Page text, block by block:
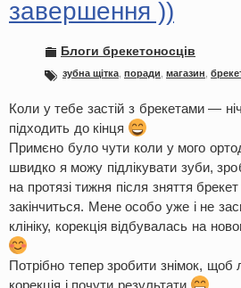
завершення ))
Блоги брекетоносців
зубна щітка поради магазин
Коли у тебе застій з брекетами —
підходить до кінця
Примєно було чути коли у мого
швидко я можу підлікувати зуби,
на протязі тижня після зняття
закінчиться. Мене особо уже і не
клініку, корекція відбувалась на
Потрібно тепер зробити знімок,
корекція і почути результати